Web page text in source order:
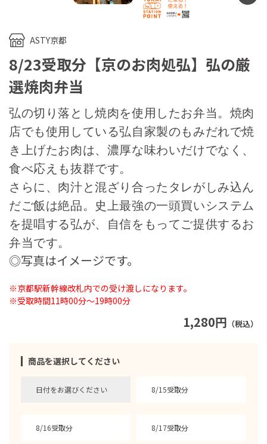
ASTY京都
8/23受取分【京のお肉処弘】弘の厳
選焼肉弁当
1,280円 （税込）
商品を選択してください
日付をお選びください 8/15受取分
8/16受取分 8/17受取分
弘の切り落とし焼肉を使用したお弁当。焼肉
店でも使用している弘自家製のもみだれで焼
き上げたお肉は、濃厚な味わいだけでなく、
食べ応えも抜群です。
さらに、肉汁と混ざり合ったタレがしみ込ん
だご飯は絶品。史上最強の一頭買いシステム
を提唱する弘が、自信をもってご提供するお
弁当です。
◎写真はイメージです。
※京都駅新幹線改札内での受け渡しになります。
※受取時間11時00分～19時00分